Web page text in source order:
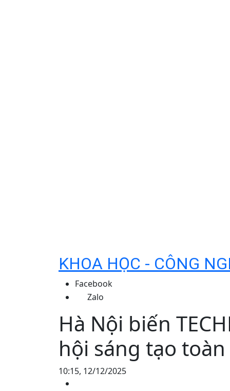
KHOA HỌC - CÔNG
Facebook
Zalo
Hà Nội biến
hội sáng tạo
10:15, 12/12/2025